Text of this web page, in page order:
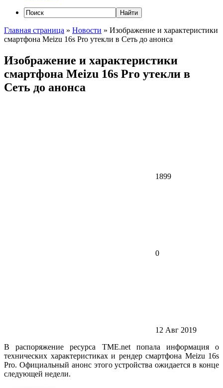
Главная страница » Новости » Изображение и характеристики
смартфона Meizu 16s Pro утекли в Сеть до анонса
Изображение и характеристики
смартфона Meizu 16s Pro утекли в
Сеть до анонса
1899
0
12 Авг 2019
В распоряжение ресурса TME.net попала информация о
технических характеристиках и рендер смартфона Meizu 16s
Pro. Официальный анонс этого устройства ожидается в конце
следующей недели.